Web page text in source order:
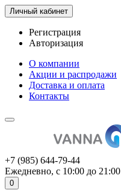
Личный кабинет
Регистрация
Авторизация
О компании
Акции и распродажи
Доставка и оплата
Контакты
+7 (985) 644-79-44
Ежедневно, с 10:00 до 21:00
0